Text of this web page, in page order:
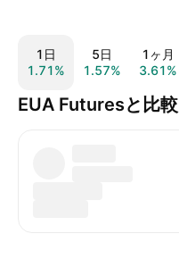
1日
1.71%
5日
1.57%
1ヶ月
3.61%
EUA Futuresと比較